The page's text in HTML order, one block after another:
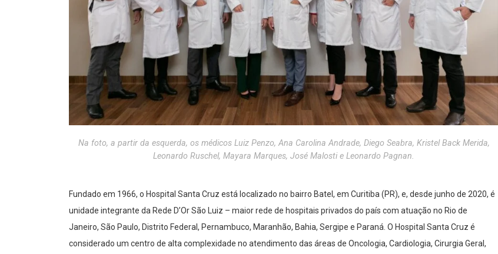
Na foto, a partir da esquerda, os médicos Luiz Penzo, Ana Carolina Andrade, Diego Seabra, Kristel Back Merida,
Leonardo Ruschel, Mayara Marques, José Malosti e Leonardo Pagnan.
Fundado em 1966, o Hospital Santa Cruz está localizado no bairro Batel, em Curitiba (PR), e, desde junho de 2020, é
unidade integrante da Rede D’Or São Luiz – maior rede de hospitais privados do país com atuação no Rio de
Janeiro, São Paulo, Distrito Federal, Pernambuco, Maranhão, Bahia, Sergipe e Paraná. O Hospital Santa Cruz é
considerado um centro de alta complexidade no atendimento das áreas de Oncologia, Cardiologia, Cirurgia Geral,